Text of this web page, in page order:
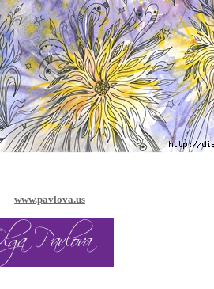
www.pavlova.us